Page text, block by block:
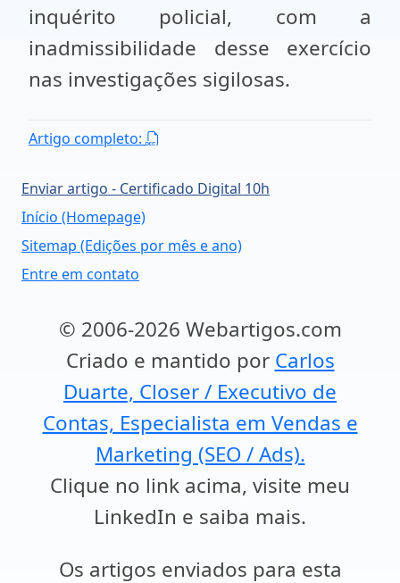
inquérito policial, com a
inadmissibilidade desse exercício
nas investigações sigilosas.
Artigo completo:
Enviar artigo - Certificado Digital 10h
Início (Homepage)
Sitemap (Edições por mês e ano)
Entre em contato
© 2006-2026 Webartigos.com
Criado e mantido por Carlos
Duarte, Closer / Executivo de
Contas, Especialista em Vendas e
Marketing (SEO / Ads).
Clique no link acima, visite meu
LinkedIn e saiba mais.
Os artigos enviados para esta